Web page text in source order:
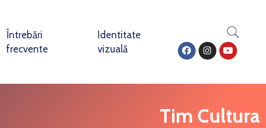
Întrebări
frecvente
Identitate
vizuală
Tim Cultura